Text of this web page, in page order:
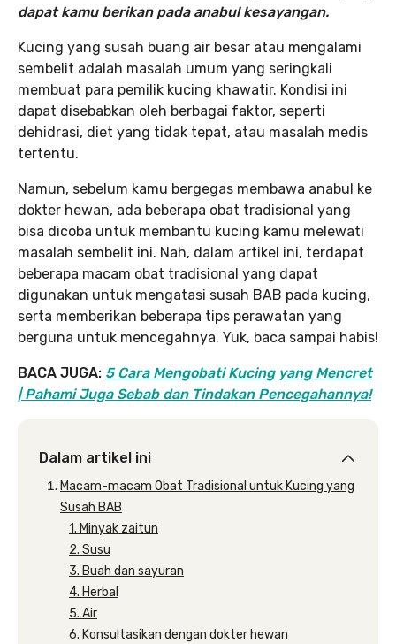
dapat kamu berikan pada anabul kesayangan.
Kucing yang susah buang air besar atau mengalami
sembelit adalah masalah umum yang seringkali
membuat para pemilik kucing khawatir. Kondisi ini
dapat disebabkan oleh berbagai faktor, seperti
dehidrasi, diet yang tidak tepat, atau masalah medis
tertentu.
Namun, sebelum kamu bergegas membawa anabul ke
dokter hewan, ada beberapa obat tradisional yang
bisa dicoba untuk membantu kucing kamu melewati
masalah sembelit ini. Nah, dalam artikel ini, terdapat
beberapa macam obat tradisional yang dapat
digunakan untuk mengatasi susah BAB pada kucing,
serta memberikan beberapa tips perawatan yang
berguna untuk mencegahnya. Yuk, baca sampai habis!
BACA JUGA: 5 Cara Mengobati Kucing yang Mencret
| Pahami Juga Sebab dan Tindakan Pencegahannya!
Dalam artikel ini
Macam-macam Obat Tradisional untuk Kucing yang
Susah BAB
1. Minyak zaitun
2. Susu
3. Buah dan sayuran
4. Herbal
5. Air
6. Konsultasikan dengan dokter hewan